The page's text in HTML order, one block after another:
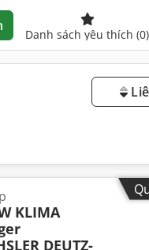
Danh sách yêu thích (0)
KLIMA
DEUTZ-